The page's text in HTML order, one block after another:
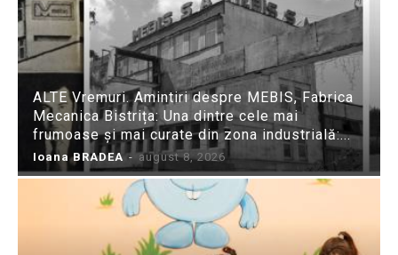
ALTE Vremuri. Amintiri despre MEBIS, Fabrica
Mecanica Bistrița: Una dintre cele mai
frumoase și mai curate din zona industrială:...
Ioana BRADEA - august 8, 2026